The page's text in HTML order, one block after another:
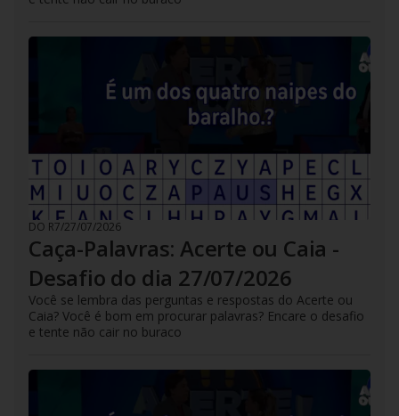
DO R7/27/07/2026
Caça-Palavras: Acerte ou Caia -
Desafio do dia 27/07/2026
Você se lembra das perguntas e respostas do Acerte ou
Caia? Você é bom em procurar palavras? Encare o desafio
e tente não cair no buraco